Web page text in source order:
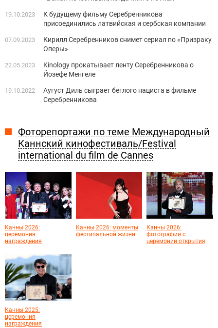
19.10.2023
К будущему фильму Серебренникова
присоединились латвийская и сербская компании
07.09.2023
Кирилл Серебренников снимет сериал по «Призраку
Оперы»
22.05.2023
Kinology прокатывает ленту Серебренникова о
Йозефе Менгеле
19.10.2022
Аугуст Диль сыграет беглого нациста в фильме
Серебренникова
Фоторепортажи по теме Международный
Каннский кинофестиваль/Festival
international du film de Cannes
Канны 2026:
церемония
награждения
Канны 2026: моменты
фестивальной жизни
Канны 2026:
фотографии с
церемонии открытия
Канны 2025:
церемония
награждения